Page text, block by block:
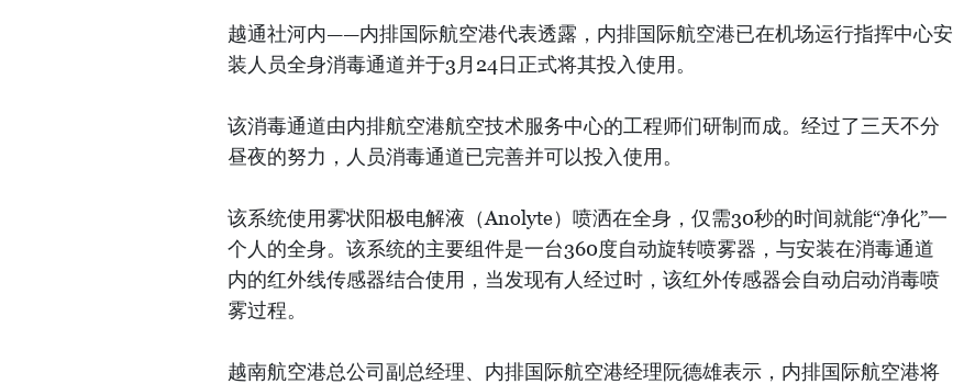
越通社河内——内排国际航空港代表透露，内排国际航空港已在机场运行指挥中心安
装人员全身消毒通道并于3月24日正式将其投入使用。
该消毒通道由内排航空港航空技术服务中心的工程师们研制而成。经过了三天不分
昼夜的努力，人员消毒通道已完善并可以投入使用。
该系统使用雾状阳极电解液（Anolyte）喷洒在全身，仅需30秒的时间就能“净化”一
个人的全身。该系统的主要组件是一台360度自动旋转喷雾器，与安装在消毒通道
内的红外线传感器结合使用，当发现有人经过时，该红外传感器会自动启动消毒喷
雾过程。
越南航空港总公司副总经理、内排国际航空港经理阮德雄表示，内排国际航空港将